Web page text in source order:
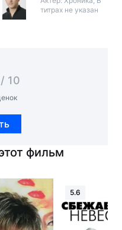
титрах не указан
/ 10
фильм
5.6